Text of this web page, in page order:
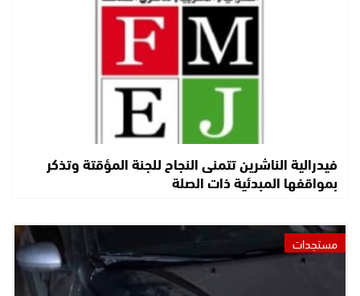
فيدرالية الناشرين تتمنى النجاح للجنة المؤقتة وتذكر
بمواقفها المبدئية ذات الصلة
مستجدات